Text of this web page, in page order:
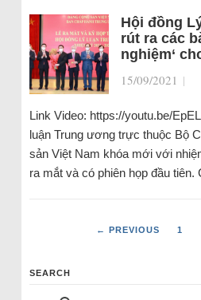
Hội đồng
rút ra các
nghiệm‘
15/09/2021 |
Link Video: https://youtu.be/
luận Trung ương trực thuộc Bộ
sản Việt Nam khóa mới với
ra mắt và có phiên họp đầu
← PREVIOUS 1
SEARCH